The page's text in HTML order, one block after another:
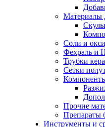
Материалы
Соли и
Фехраль и
Трубки
Сетки
Прочие
Препараты
Инструменты и